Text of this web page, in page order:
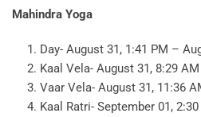
Mahindra Yoga
Day- August 31, 1:41 PM –
Kaal Vela- August 31, 8:29
Vaar Vela- August 31, 11:36
Kaal Ratri- September 01,